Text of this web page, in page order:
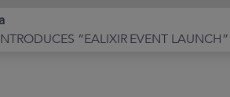
“EALIXIR EVENT LAUNCH”